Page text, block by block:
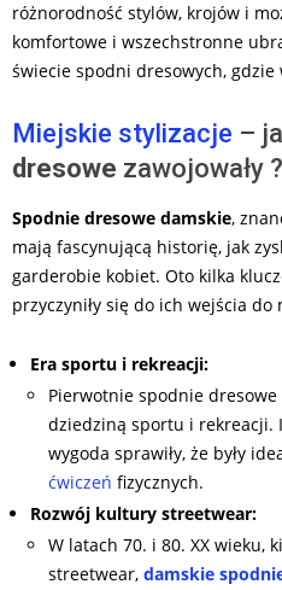
różnorodność stylów, krojów i
komfortowe i wszechstronne
świecie spodni dresowych, gdzie
Miejskie stylizacje –
dresowe zawojowały ?
Spodnie dresowe damskie,
mają fascynującą historię, jak
garderobie kobiet. Oto kilka
przyczyniły się do ich wejścia
Era sportu i rekreacji:
Pierwotnie spodnie dresowe
dziedziną sportu i rekreacji.
wygoda sprawiły, że były
ćwiczeń fizycznych.
Rozwój kultury streetwear:
W latach 70. i 80. XX wieku,
streetwear, damskie